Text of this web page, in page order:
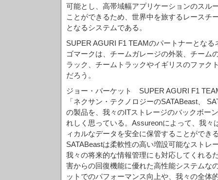
可能とし、高帯域幅アプリケーションのスル
ことができるため、世界中を旅するレースチ
となるシステムである。
SUPER AGURI F1 TEAMのパートナーとな
ゴマークは、チームガレージの外装、チーム
ラック、チームトラックやイギリスのファク
だろう。
ジョー・バーケット SUPER AGURI F1
「ネクサン・テクノロジーのSATABeast、
の製品を、我々のITストレージのバックボー
れしく思っている。Assureonによって、我々
ィカルなデータを安全に保管することができ
SATABeastは柔軟性の高い増設可能なストレ
我々の将来的な情報管理にも対応してくれる
害からの回復機能に優れた高性能システムな
ットでのパフォーマンス向上や、我々の全体